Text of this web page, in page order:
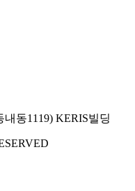
동1119) KERIS빌딩